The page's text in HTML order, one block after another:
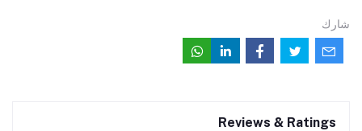
شارك
Reviews & Ratings